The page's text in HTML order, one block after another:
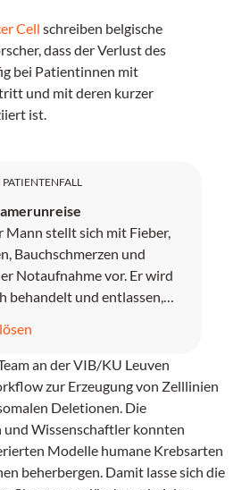
Cell schreiben belgische
dass der Verlust des
bei Patientinnen mit
und mit deren kurzer
ist.
Mann stellt sich mit Fieber,
Bauchschmerzen und
Notaufnahme vor. Er wird
behandelt und entlassen,
Tage später mit
Kopfschmerzen und
Fieber zurück.
an der VIB/KU Leuven
zur Erzeugung von Zelllinien
Deletionen. Die
Wissenschaftler konnten
Modelle humane Krebsarten
beherbergen. Damit lasse sich die